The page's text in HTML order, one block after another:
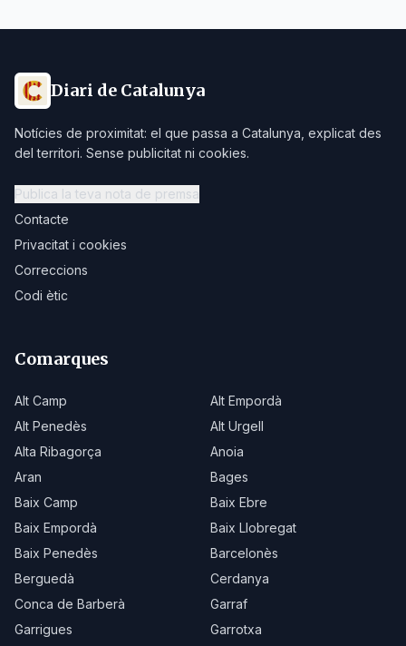
Diari de Catalunya
Notícies de proximitat: el que passa a Catalunya, explicat des
del territori. Sense publicitat ni cookies.
Publica la teva nota de premsa
Contacte
Privacitat i cookies
Correccions
Codi ètic
Comarques
Alt Camp
Alt Empordà
Alt Penedès
Alt Urgell
Alta Ribagorça
Anoia
Aran
Bages
Baix Camp
Baix Ebre
Baix Empordà
Baix Llobregat
Baix Penedès
Barcelonès
Berguedà
Cerdanya
Conca de Barberà
Garraf
Garrigues
Garrotxa